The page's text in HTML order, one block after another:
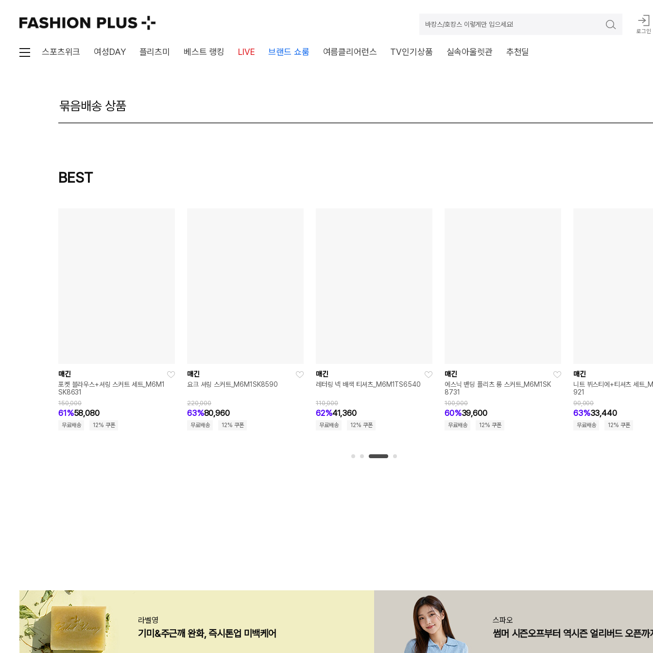
바캉스/호캉스 이렇게만 입으세요!
로그인
스포츠위크 여성DAY 플리츠미 베스트 랭킹 LIVE 브랜드 쇼룸 여름클리어런스 TV인기상품 실속아울렛관 추천딜
묶음배송 상품
BEST
매긴
포켓 블라우스+셔링 스커트 세트_M6M1
SK8631
150,000
61%58,080
무료배송 12% 쿠폰
매긴
요크 셔링 스커트_M6M1SK8590
220,000
63%80,960
무료배송 12% 쿠폰
매긴
레터링 넥 배색 티셔츠_M6M1TS6540
110,000
62%41,360
무료배송 12% 쿠폰
매긴
에스닉 밴딩 플리츠 롱 스커트_M6M1SK
8731
100,000
60%39,600
무료배송 12% 쿠폰
매긴
니트 뷔스티에+티셔츠 세트
921
90,000
63%33,440
무료배송 12% 쿠폰
라벨영
기미&주근깨 완화, 즉시톤업 미백케어
스파오
썸머 시즌오프부터 역시즌 얼리버드 오픈까